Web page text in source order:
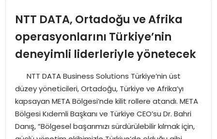
SPOR
SIYASET
MAGAZIN
NTT DATA, Ortadoğu ve Afrika
operasyonlarını Türkiye’nin
deneyimli liderleriyle yönetecek
NTT DATA Business Solutions Türkiye’nin üst
düzey yöneticileri, Ortadoğu, Türkiye ve Afrika’yı
kapsayan META Bölgesi’nde kilit rollere atandı. META
Bölgesi Kıdemli Başkanı ve Türkiye CEO’su Dr. Bahri
Danış, “Bölgesel başarımızı sürdürülebilir kılmak için,